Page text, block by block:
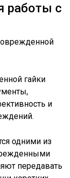
работы с
гайки
и
одними из
передавать